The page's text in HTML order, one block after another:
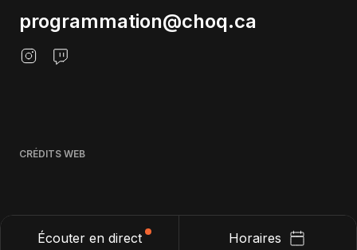
Écouter en direct Horaires
programmation@choq.ca
CRÉDITS WEB